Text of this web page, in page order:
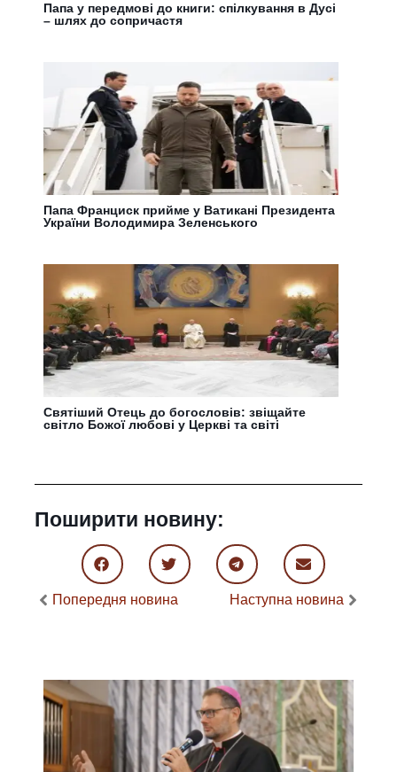
Папа у передмові до книги: спілкування в Дусі
– шлях до сопричастя
Папа Франциск прийме у Ватикані Президента
України Володимира Зеленського
Святіший Отець до богословів: звіщайте
світло Божої любові у Церкві та світі
Поширити новину:
Попередня новина Наступна новина